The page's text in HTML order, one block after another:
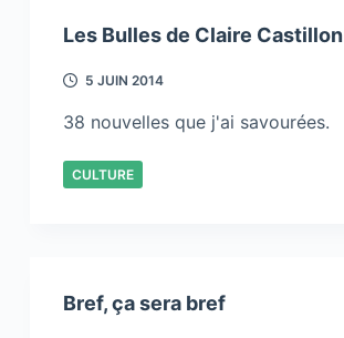
Les Bulles de Claire Castillon
5 JUIN 2014
38 nouvelles que j'ai savourées.
CULTURE
Bref, ça sera bref